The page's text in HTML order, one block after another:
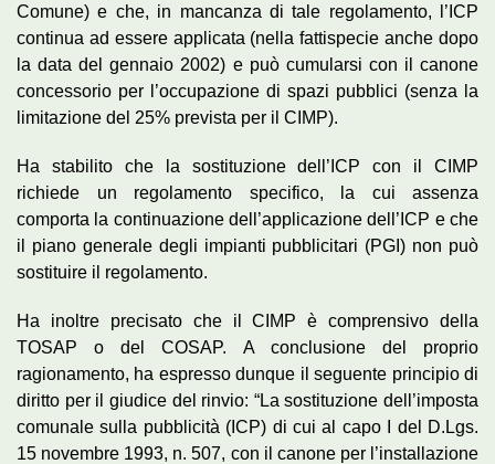
Comune) e che, in mancanza di tale regolamento, l’ICP
continua ad essere applicata (nella fattispecie anche dopo
la data del gennaio 2002) e può cumularsi con il canone
concessorio per l’occupazione di spazi pubblici (senza la
limitazione del 25% prevista per il CIMP).
Ha stabilito che la sostituzione dell’ICP con il CIMP
richiede un regolamento specifico, la cui assenza
comporta la continuazione dell’applicazione dell’ICP e che
il piano generale degli impianti pubblicitari (PGI) non può
sostituire il regolamento.
Ha inoltre precisato che il CIMP è comprensivo della
TOSAP o del COSAP. A conclusione del proprio
ragionamento, ha espresso dunque il seguente principio di
diritto per il giudice del rinvio: “La sostituzione dell’imposta
comunale sulla pubblicità (ICP) di cui al capo I del D.Lgs.
15 novembre 1993, n. 507, con il canone per l’installazione